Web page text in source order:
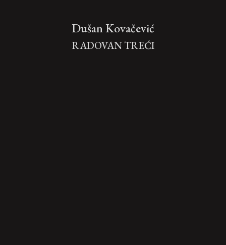
Dušan Kovačević
RADOVAN TREĆI